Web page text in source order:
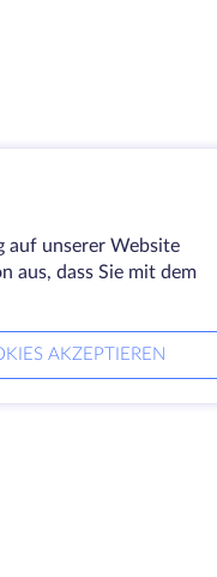
auf unserer Website
aus, dass Sie mit dem
AKZEPTIEREN